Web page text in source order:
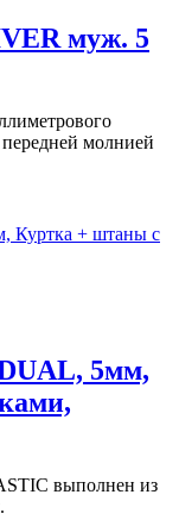
муж. 5
молнией
5мм,
выполнен из